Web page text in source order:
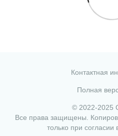
Контактная
Полная
© 2022-2025
Все права защищены.
только при согласии